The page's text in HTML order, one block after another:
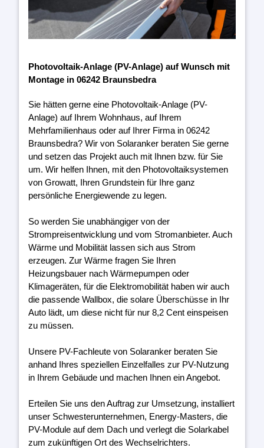
Photovoltaik-Anlage (PV-Anlage) auf Wunsch mit
Montage in 06242 Braunsbedra
Sie hätten gerne eine Photovoltaik-Anlage (PV-
Anlage) auf Ihrem Wohnhaus, auf Ihrem
Mehrfamilienhaus oder auf Ihrer Firma in 06242
Braunsbedra? Wir von Solaranker beraten Sie gerne
und setzen das Projekt auch mit Ihnen bzw. für Sie
um. Wir helfen Ihnen, mit den Photovoltaiksystemen
von Growatt, Ihren Grundstein für Ihre ganz
persönliche Energiewende zu legen.
So werden Sie unabhängiger von der
Strompreisentwicklung und vom Stromanbieter. Auch
Wärme und Mobilität lassen sich aus Strom
erzeugen. Zur Wärme fragen Sie Ihren
Heizungsbauer nach Wärmepumpen oder
Klimageräten, für die Elektromobilität haben wir auch
die passende Wallbox, die solare Überschüsse in Ihr
Auto lädt, um diese nicht für nur 8,2 Cent einspeisen
zu müssen.
Unsere PV-Fachleute von Solaranker beraten Sie
anhand Ihres speziellen Einzelfalles zur PV-Nutzung
in Ihrem Gebäude und machen Ihnen ein Angebot.
Erteilen Sie uns den Auftrag zur Umsetzung, installiert
unser Schwesterunternehmen, Energy-Masters, die
PV-Module auf dem Dach und verlegt die Solarkabel
zum zukünftigen Ort des Wechselrichters.